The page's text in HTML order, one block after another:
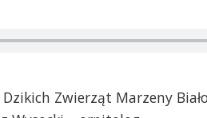
Zwierząt Marzeny